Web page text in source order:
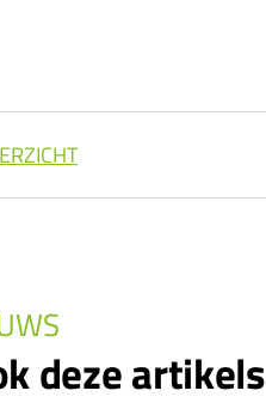
deze artikels